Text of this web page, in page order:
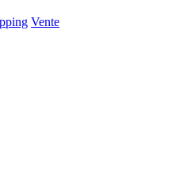
Vente